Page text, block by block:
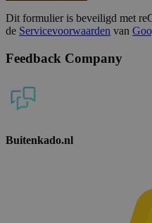
Dit formulier is beveiligd met
de Servicevoorwaarden van
Feedback Company
Buitenkado.nl